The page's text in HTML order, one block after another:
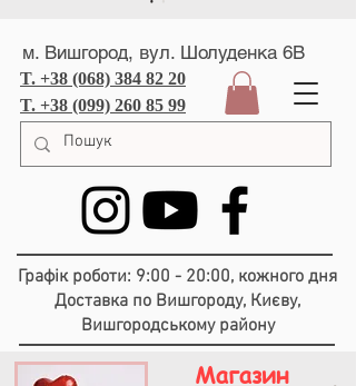
м. Вишгород, вул. Шолуденка 6В
T. +38 (068) 384 82 20
T. +38 (099) 260 85 99
Графік роботи: 9:00 - 20:00, кожного дня
Доставка по Вишгороду, Києву,
Вишгородському району
Магазин